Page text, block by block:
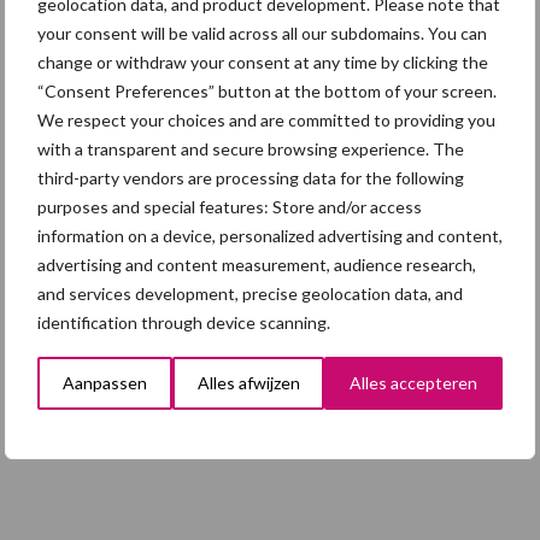
your consent will be valid across all our subdomains. You can
change or withdraw your consent at any time by clicking the
“Consent Preferences” button at the bottom of your screen.
We respect your choices and are committed to providing you
with a transparent and secure browsing experience. The
third-party vendors are processing data for the following
purposes and special features: Store and/or access
information on a device, personalized advertising and content,
advertising and content measurement, audience research,
and services development, precise geolocation data, and
identification through device scanning.
Aanpassen Alles afwijzen Alles accepteren
5 aug
“Vraag naar praktische
hygieneoplossingen is in Polen
groter dan ooit”
5 aug
Eliminatieprotocol voor
Mycoplasma hyopneumoniae
4 aug
AVP in Finland onderstreept dat
alertheid belangrijk is, zeker nu
Toon meer